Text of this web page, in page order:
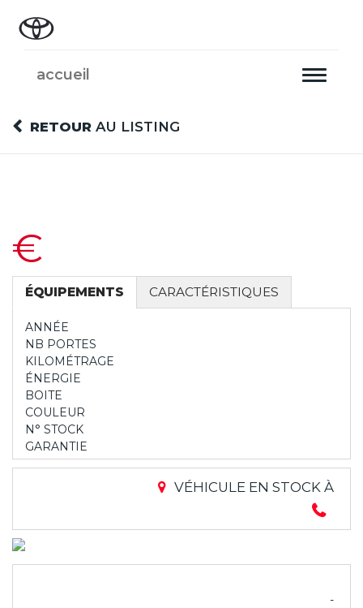
Toggle
accueil
RETOUR AU LISTING
€
ÉQUIPEMENTS CARACTÉRISTIQUES
ANNÉE
NB PORTES
KILOMÉTRAGE
ÉNERGIE
BOITE
COULEUR
N° STOCK
GARANTIE
VÉHICULE EN STOCK À
-